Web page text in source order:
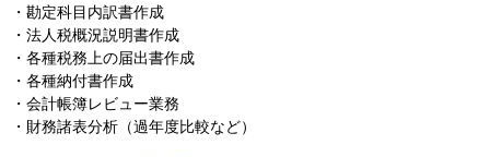
・勘定科目内訳書作成
・法人税概況説明書作成
・各種税務上の届出書作成
・各種納付書作成
・会計帳簿レビュー業務
・ 財務諸表分析（過年度比較など）